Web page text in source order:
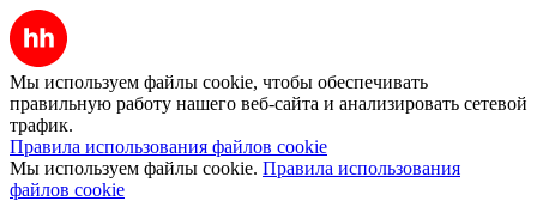
Мы используем файлы cookie, чтобы обеспечивать
правильную работу нашего веб-сайта и анализировать сетевой
трафик.
Правила использования файлов cookie
Мы используем файлы cookie. Правила использования
файлов cookie